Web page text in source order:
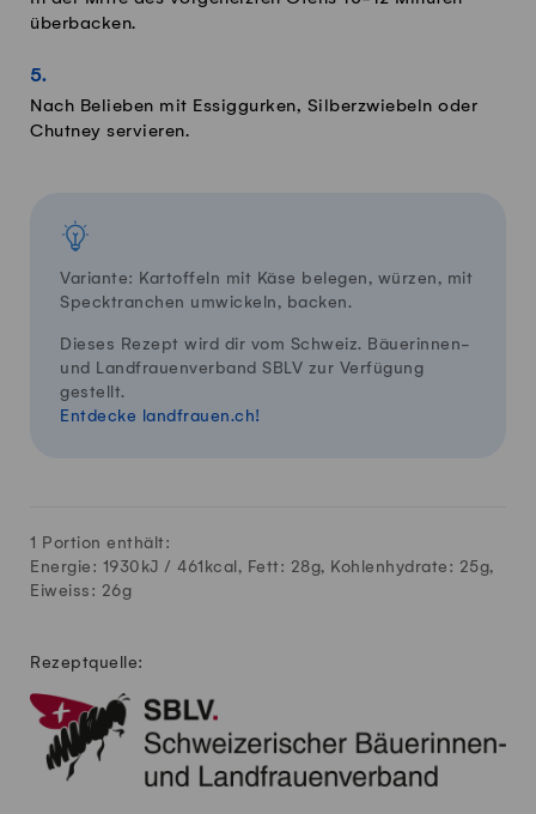
überbacken.
Nach Belieben mit Essiggurken, Silberzwiebeln oder
Chutney servieren.
Variante: Kartoffeln mit Käse belegen, würzen, mit
Specktranchen umwickeln, backen.
Dieses Rezept wird dir vom Schweiz. Bäuerinnen-
und Landfrauenverband SBLV zur Verfügung
gestellt.
Entdecke landfrauen.ch!
1 Portion enthält:
Energie: 1930kJ / 461 kcal, Fett: 28g, Kohlenhydrate: 25g,
Eiweiss: 26g
Rezeptquelle: